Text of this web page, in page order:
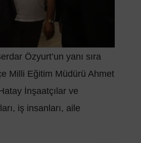
Özyurt’un yanı sıra
Milli Eğitim Müdürü Ahmet
İnşaatçılar ve
iş insanları, aile